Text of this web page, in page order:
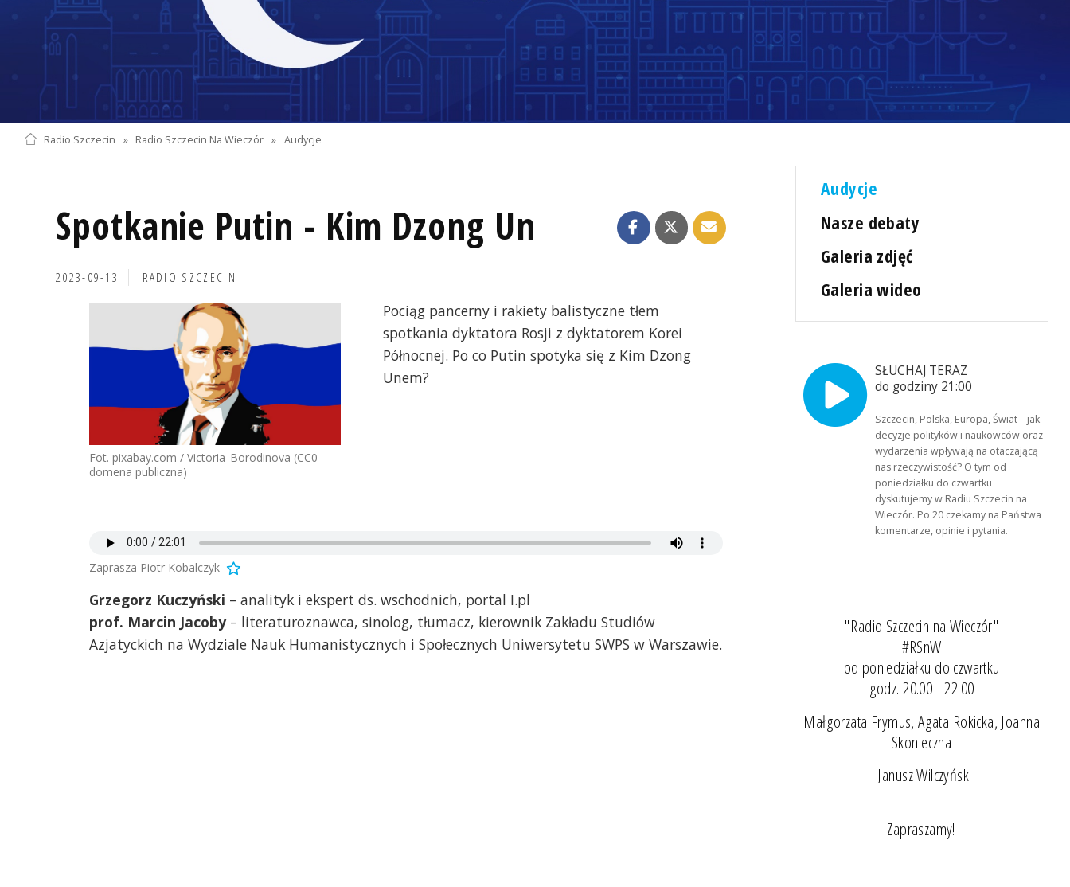
Radio Szczecin » Radio Szczecin Na Wieczór » Audycje
Spotkanie Putin - Kim Dzong Un
2023-09-13 RADIO SZCZECIN
Fot. pixabay.com / Victoria_Borodinova (CC0
domena publiczna)
Pociąg pancerny i rakiety balistyczne tłem
spotkania dyktatora Rosji z dyktatorem Korei
Północnej. Po co Putin spotyka się z Kim Dzong
Unem?
Zaprasza Piotr Kobalczyk
Grzegorz Kuczyński – analityk i ekspert ds. wschodnich, portal I.pl
prof. Marcin Jacoby– literaturoznawca, sinolog, tłumacz, kierownik Zakładu Studiów
Azjatyckich na Wydziale Nauk Humanistycznych i Społecznych Uniwersytetu SWPS w Warszawie.
Audycje
Nasze debaty
Galeria zdjęć
Galeria wideo
SŁUCHAJ TERAZ
do godziny 21:00
Szczecin, Polska, Europa, Świat – jak
decyzje polityków i naukowców oraz
wydarzenia wpływają na otaczającą
nas rzeczywistość? O tym od
poniedziałku do czwartku
dyskutujemy w Radiu Szczecin na
Wieczór. Po 20 czekamy na Państwa
komentarze, opinie i pytania.
"Radio Szczecin na Wieczór"
#RSnW
od poniedziałku do czwartku
godz. 20.00 - 22.00
Małgorzata Frymus, Agata Rokicka, Joanna
Skonieczna
i Janusz Wilczyński
Zapraszamy!